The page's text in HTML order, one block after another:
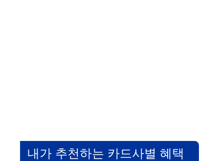
내가 추천하는 카드사별 혜택